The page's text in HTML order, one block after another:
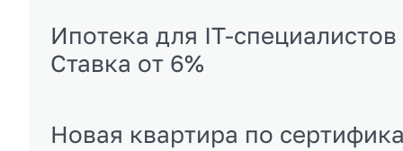
Ипотека для IT-специалистов
Ставка от 6%
Новая квартира по